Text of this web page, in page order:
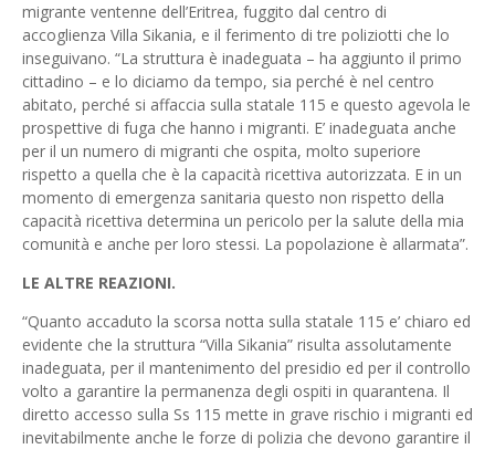
migrante ventenne dell’Eritrea, fuggito dal centro di
accoglienza Villa Sikania, e il ferimento di tre poliziotti che lo
inseguivano. “La struttura è inadeguata – ha aggiunto il primo
cittadino – e lo diciamo da tempo, sia perché è nel centro
abitato, perché si affaccia sulla statale 115 e questo agevola le
prospettive di fuga che hanno i migranti. E’ inadeguata anche
per il un numero di migranti che ospita, molto superiore
rispetto a quella che è la capacità ricettiva autorizzata. E in un
momento di emergenza sanitaria questo non rispetto della
capacità ricettiva determina un pericolo per la salute della mia
comunità e anche per loro stessi. La popolazione è allarmata”.
LE ALTRE REAZIONI.
“Quanto accaduto la scorsa notta sulla statale 115 e’ chiaro ed
evidente che la struttura “Villa Sikania” risulta assolutamente
inadeguata, per il mantenimento del presidio ed per il controllo
volto a garantire la permanenza degli ospiti in quarantena. Il
diretto accesso sulla Ss 115 mette in grave rischio i migranti ed
inevitabilmente anche le forze di polizia che devono garantire il